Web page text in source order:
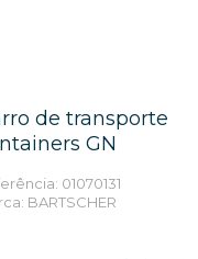
MAIS INFORMAÇÕES
de transporte
GN
01070131
BARTSCHER